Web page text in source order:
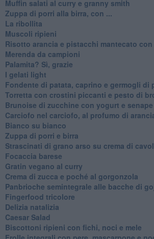
Muffin salati al curry e granny smith
Zuppa di porri alla birra, con ...
La ribollita
Muscoli ripieni
Risotto arancia e pistacchi mantecato
Merenda da campioni
Palamita? Sì, grazie
I gelati light
Fondente di patata, caprino e germogli di
Torretta con crostini piccanti e pesto di
Brunoise di zucchine con yogurt e senape
Carciofo nel carciofo, al profumo di
Bianco su bianco
Zuppa di porri e birra
Strascinati di grano arso su crema di
Focaccia barese
Gratin vegano al curry
Crema di zucca e poché al gorgonzola
Panbrioche semintegrale alle bacche di
Fingerfood tricolore
Delizia natalizia
Caesar Salad
Biscottoni ripieni con fichi, noci e mele